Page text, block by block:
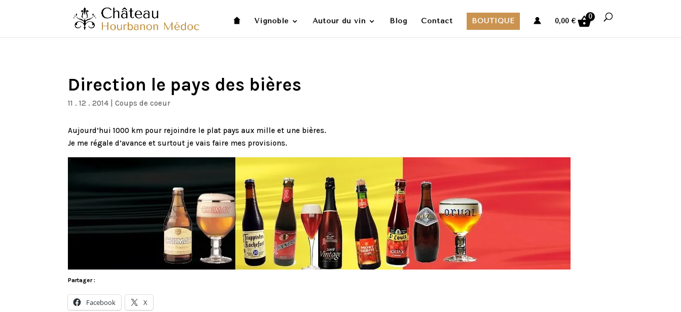
Vignoble Autour du vin Blog Contact BOUTIQUE 0,00€
0
Direction le pays des bières
11 . 12 . 2014 |Coups de coeur
Aujourd’hui 1000 km pour rejoindre le plat pays aux mille et une bières.
Je me régale d’avance et surtout je vais faire mes provisions.
Partager :
Facebook X